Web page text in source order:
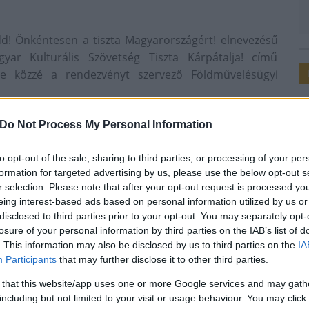
Do Not Process My Personal Information
opt-out of the sale, sharing to third parties, or processing of your
for targeted advertising by us, please use the below opt-out
selection. Please note that after your opt-out request is processed
interest-based ads based on personal information utilized by us
to third parties prior to your opt-out. You may separately
of your personal information by third parties on the IAB’s list of
This information may also be disclosed by us to third parties on the
Participants that may further disclose it to other third parties.
that this website/app uses one or more Google services and may
but not limited to your visit or usage behaviour. You may
Önkéntesen a tiszta Magyarországért! elnevezésű
Kulturális Szövetség Tiszta Kárpátalja! című
a rendezvényt szervező Földművelésügyi
találkozási pontot jelentettek be országszerte, a
szervezet önkéntesei csatlakoznak.
összesen 72 önkéntes dolgozott azért, hogy
szeméttől.
TeSzedd! 2017